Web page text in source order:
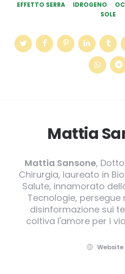
EFFETTO SERRA IDROGENO
SOLE
Mattia
Mattia Sansone,
Chirurgia, laureato in
Salute, innamorato
Tecnologie, persegue
disinformazione sui
coltiva l'amore per i
Website